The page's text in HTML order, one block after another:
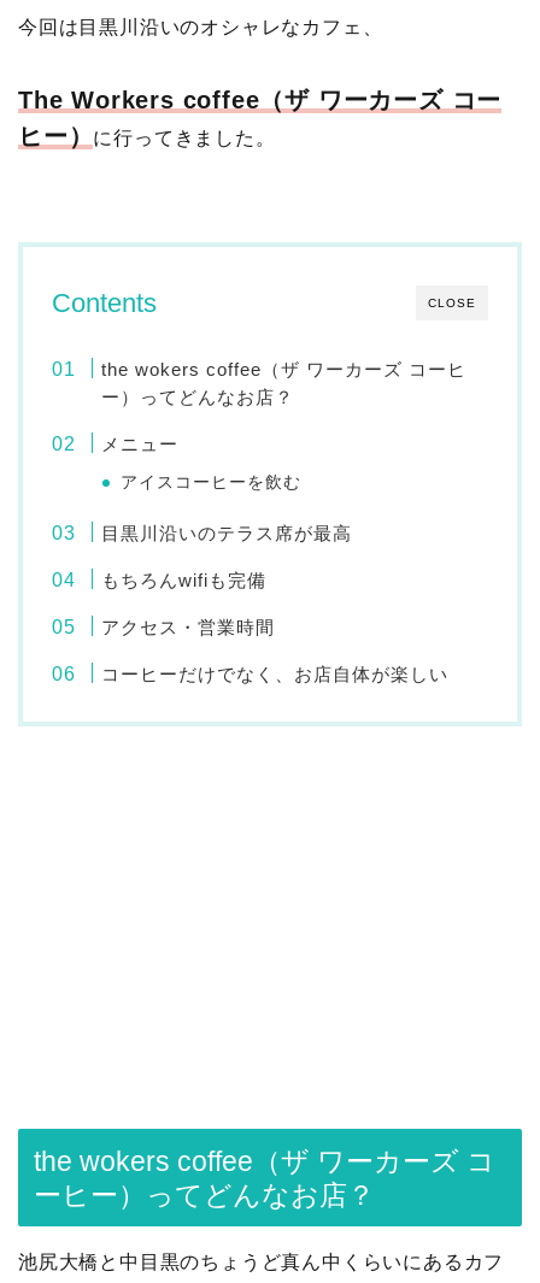
今回は目黒川沿いのオシャレなカフェ、
The Workers coffee（ザ ワーカーズ コー
ヒー）
に行ってきました。
CLOSE
Contents
the wokers coffee（ザ ワーカーズ コーヒ
ー）ってどんなお店？
メニュー
アイスコーヒーを飲む
目黒川沿いのテラス席が最高
もちろんwifiも完備
アクセス・営業時間
コーヒーだけでなく、お店自体が楽しい
the wokers coffee（ザ ワーカーズ コ
ーヒー）ってどんなお店？
池尻大橋と中目黒のちょうど真ん中くらいにあるカフ